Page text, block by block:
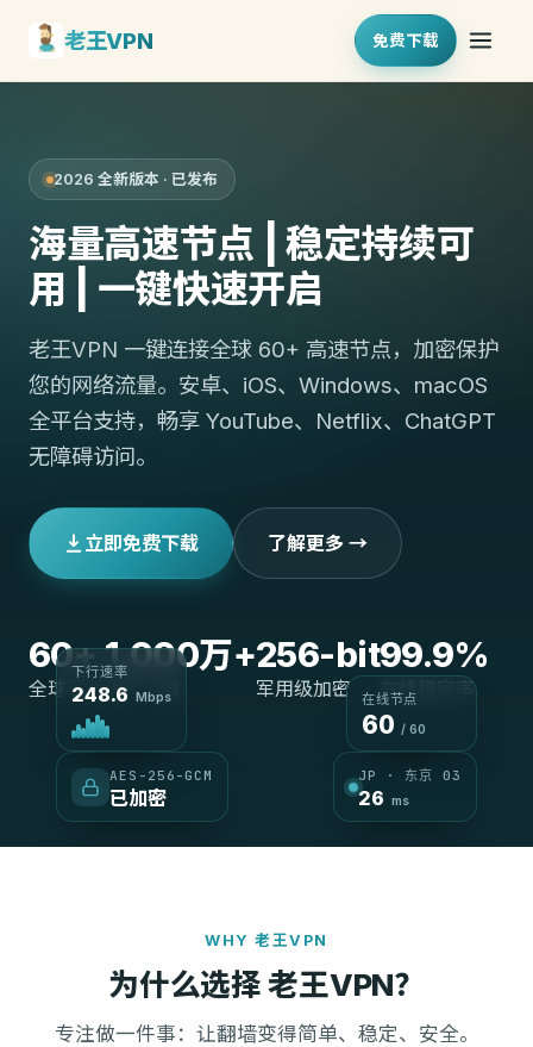
老王VPN 免费下载
2026 全新版本 · 已发布
海量高速节点 | 稳定持续可
用 | 一键快速开启
老王VPN 一键连接全球 60+ 高速节点，加密保护
您的网络流量。安卓、iOS、Windows、macOS
全平台支持，畅享 YouTube、Netflix、ChatGPT
无障碍访问。
立即免费下载 了解更多 →
60+
全球节点
1,000万+
用户下载
256-bit
军用级加密
99.9%
在线稳定率
AES-256-GCM
已加密
JP · 东京 03
26 ms
下行速率
248.6 Mbps 在线节点
60 / 60
WHY 老王VPN
为什么选择 老王VPN？
专注做一件事：让翻墙变得简单、稳定、安全。